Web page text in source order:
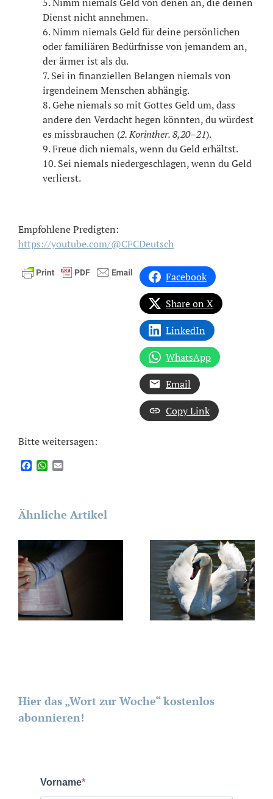
Dienst nicht annehmen.
6. Nimm niemals Geld für deine persönlichen
oder familiären Bedürfnisse von jemandem an,
der ärmer ist als du.
7. Sei in finanziellen Belangen niemals von
irgendeinem Menschen abhängig.
8. Gehe niemals so mit Gottes Geld um, dass
andere den Verdacht hegen könnten, du würdest
es missbrauchen (2. Korinther. 8,20–21).
9. Freue dich niemals, wenn du Geld erhältst.
10. Sei niemals niedergeschlagen, wenn du Geld
verlierst.
Empfohlene Predigten:
https://youtube.com/@CFCDeutsch
Facebook
Share on X
LinkedIn
WhatsApp
Email
Copy Link
Bitte weitersagen:
FacebookWhatsApp
Ähnliche Artikel
Hier das „Wort zur Woche“ kostenlos
abonnieren!